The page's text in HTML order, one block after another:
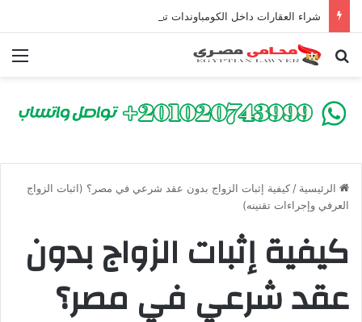
بحث عن
الرئيسية / كيفية إثبات الزواج بدون عقد شرعي في مصر؟ (اثبات الزواج
العرفي وإجراءات تقنينه)
كيفية إثبات الزواج بدون
عقد شرعي في مصر؟